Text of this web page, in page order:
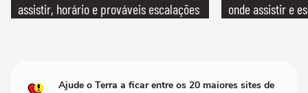
assistir, horário e prováveis escalações
onde assistir e
Ajude o Terra a ficar entre os 20 maiores sites de